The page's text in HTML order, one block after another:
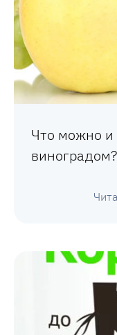
Что можно и
виноградом?